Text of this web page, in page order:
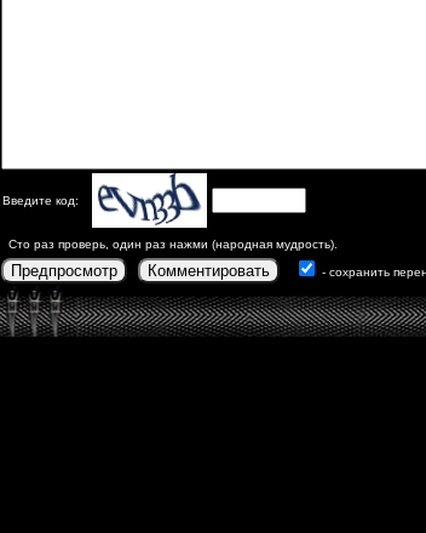
Введите код:
Сто раз проверь, один раз нажми (народная мудрость).
Предпросмотр Комментировать - сохранить